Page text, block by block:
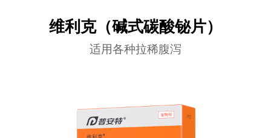
维利克（碱式碳酸铋片）
适用各种拉稀腹泻